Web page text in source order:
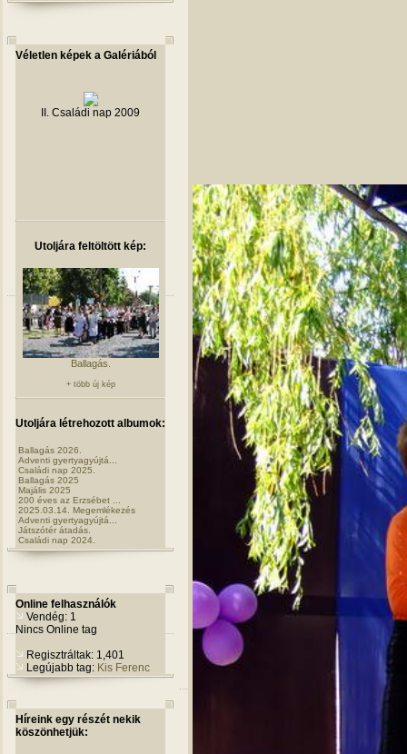
Véletlen képek a Galériából
II. Családi nap 2009
Utoljára feltöltött kép:
Ballagás.
+ több új kép
Utoljára létrehozott albumok:
Ballagás 2026.
Adventi gyertyagyújtá...
Családi nap 2025.
Ballagás 2025
Majális 2025
200 éves az Erzsébet ...
2025.03.14. Megemlékezés
Adventi gyertyagyújtá...
Játszótér átadás.
Családi nap 2024.
Online felhasználók
Vendég: 1
Nincs Online tag
Regisztráltak: 1,401
Legújabb tag: Kis Ferenc
Híreink egy részét nekik
köszönhetjük: